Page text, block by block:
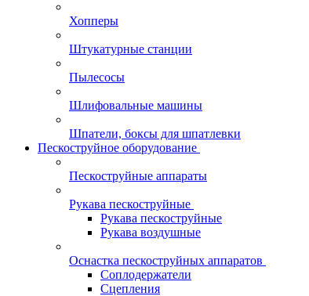
Хопперы
Штукатурные станции
Пылесосы
Шлифовальные машины
Шпатели, боксы для шпатлевки
Пескоструйное оборудование
Пескоструйные аппараты
Рукава пескоструйные
Рукава пескоструйные
Рукава воздушные
Оснастка пескоструйных аппаратов
Соплодержатели
Сцепления